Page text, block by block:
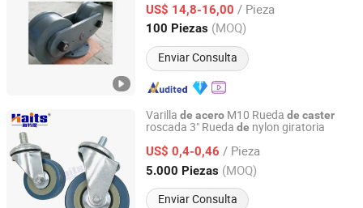
US$ 14,8-16,00 / Pieza
100 Piezas (MOQ)
Enviar Consulta
Zhejiang, China Desde 2022
Varilla de acero M10 Rueda de caster
roscada 3" Rueda de nylon giratoria
US$ 0,4-0,46 / Pieza
5.000 Piezas (MOQ)
Enviar Consulta
Jiangmen Tianhao Hardware And Electric Appliance
Co.,Ltd
Guangdong, China Desde 2016